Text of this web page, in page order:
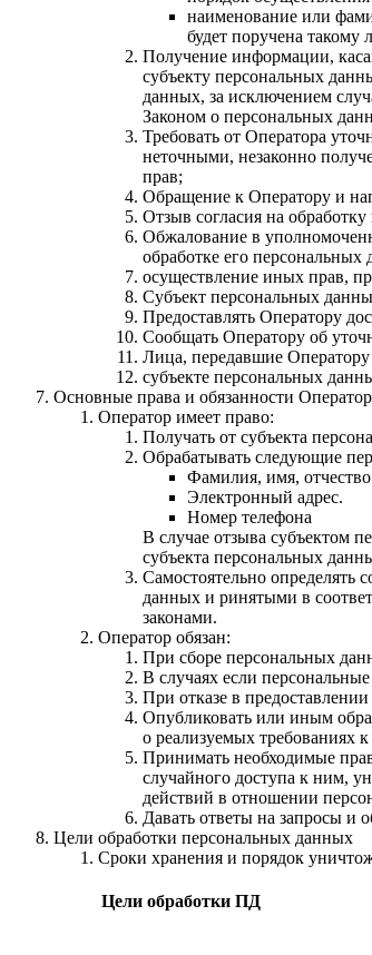
наименование или
будет поручена такому
Получение информации,
субъекту персональных
данных, за исключением
Законом о персональных
Требовать от Оператора
неточными, незаконно
прав;
Обращение к Оператору и
Отзыв согласия на
Обжалование в
обработке его персональных
осуществление иных прав,
Субъект персональных
Предоставлять Оператору
Сообщать Оператору об
Лица, передавшие Оператору
субъекте персональных
Основные права и обязанности
Оператор имеет право:
Получать от субъекта
Обрабатывать следующие
Фамилия, имя,
Электронный адрес.
Номер телефона
В случае отзыва субъектом
субъекта персональных
Самостоятельно определять
данных и ринятыми в
законами.
Оператор обязан:
При сборе персональных
В случаях если
При отказе в
Опубликовать или иным
о реализуемых требованиях
Принимать необходимые
случайного доступа к ним,
действий в отношении
Давать ответы на запросы и
Цели обработки персональных данных
Сроки хранения и порядок
Цели обработки ПД